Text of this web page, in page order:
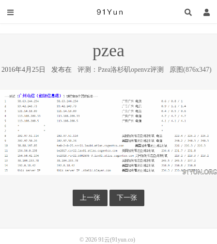
pzea
2016年4月25日 发布在 评测：Pzea洛杉矶openvz评测 原图(876x347)
上一张 下一张
© 2026 91云(91yun.co)